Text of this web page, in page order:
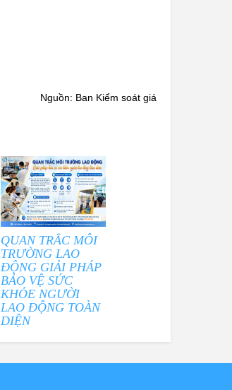
Nguồn: Ban Kiểm soát giá
QUAN TRẮC MÔI
TRƯỜNG LAO
ĐỘNG GIẢI PHÁP
BẢO VỆ SỨC
KHỎE NGƯỜI
LAO ĐỘNG TOÀN
DIỆN